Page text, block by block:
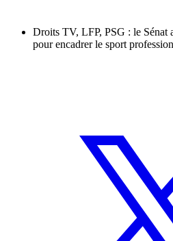
Droits TV, LFP, PSG : le Sénat
pour encadrer le sport